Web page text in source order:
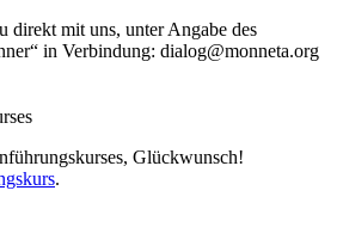
direkt mit uns, unter Angabe des
in Verbindung: dialog@monneta.org
Glückwunsch!
.